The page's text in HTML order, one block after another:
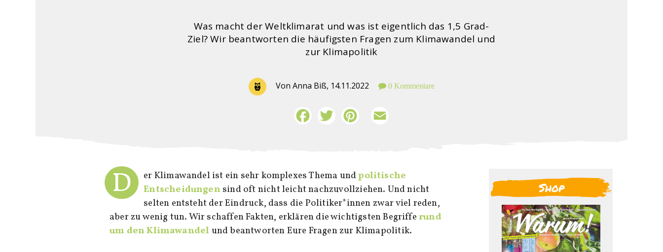
Was macht der Weltklimarat und was ist eigentlich das 1,5 Grad-
Ziel? Wir beantworten die häufigsten Fragen zum Klimawandel und
zur Klimapolitik
Von Anna Biß, 14.11.2022 0 Kommentare
FacebookTwitter Pinterest
D er Klimawandel ist ein sehr komplexes Thema undpolitische
Entscheidungen sind oft nicht leicht nachzuvollziehen. Und nicht
selten entsteht der Eindruck, dass die Politiker*innen zwar viel reden,
aber zu wenig tun. Wir schaffen Fakten, erklären die wichtigsten Begrifferund
um den Klimawandel und beantworten Eure Fragen zur Klimapolitik.
Shop